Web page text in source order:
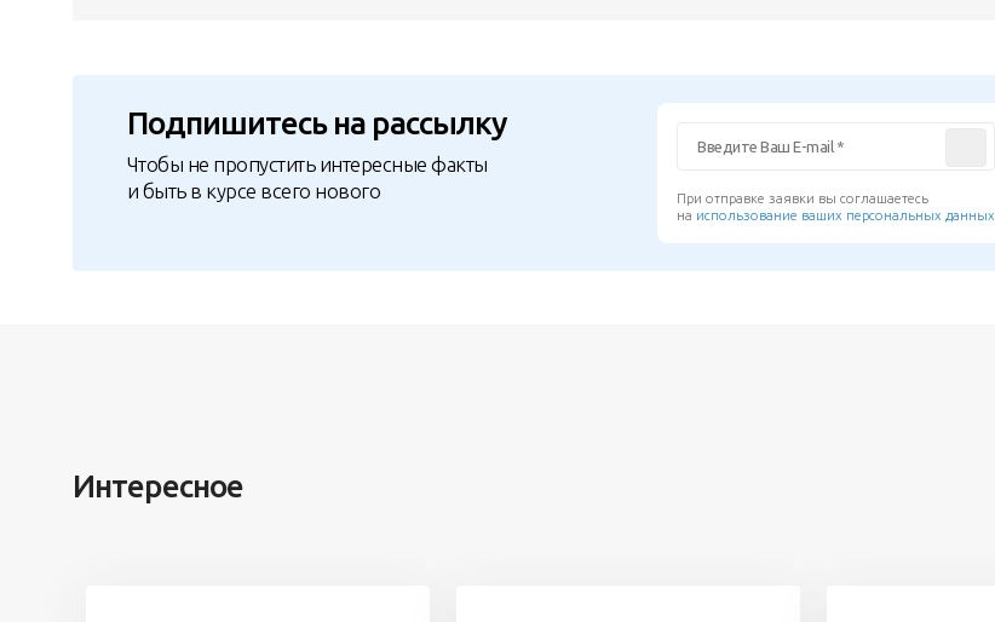
Подпишитесь на рассылку
Чтобы не пропустить интересные факты
и быть в курсе всего нового
При отправке заявки вы соглашаетесь
на использование ваших персональных данных
Интересное